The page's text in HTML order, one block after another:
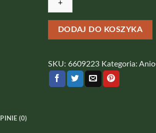
modlący
Miliel
DODAJ DO KOSZYKA
SKU: 6609223 Kategoria:
(0)